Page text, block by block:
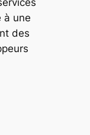
à une
des